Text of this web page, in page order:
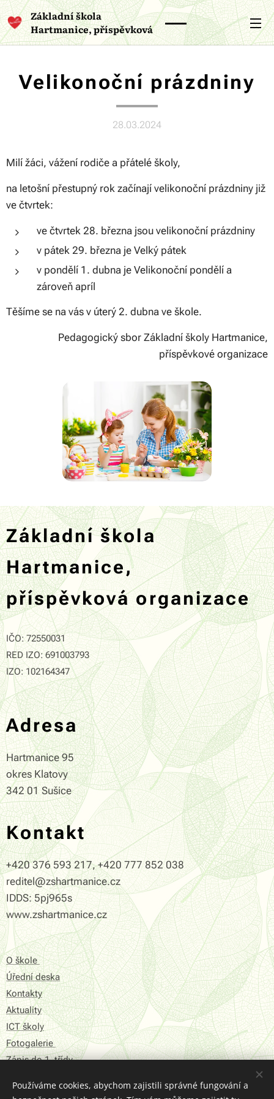
Základní škola
Hartmanice, příspěvková
organizace
Velikonoční prázdniny
28.03.2024
Milí žáci, vážení rodiče a přátelé školy,
na letošní přestupný rok začínají velikonoční prázdniny již
ve čtvrtek:
ve čtvrtek 28. března jsou velikonoční prázdniny
v pátek 29. března je Velký pátek
v pondělí 1. dubna je Velikonoční pondělí a
zároveň apríl
Těšíme se na vás v úterý 2. dubna ve škole.
Pedagogický sbor Základní školy Hartmanice,
příspěvkové organizace
Základní škola
Hartmanice,
příspěvková organizace
IČO: 72550031
RED IZO: 691003793
IZO: 102164347
Adresa
Hartmanice 95
okres Klatovy
342 01 Sušice
Kontakt
+420 376 593 217, +420 777 852 038
reditel@zshartmanice.cz
IDDS: 5pj965s
www.zshartmanice.cz
O škole
Úřední deska
Kontakty
Aktuality
ICT školy
Fotogalerie
Zápis do 1. třídy
Prohlášení o přístupnosti
Používáme cookies, abychom zajistili správné fungování a